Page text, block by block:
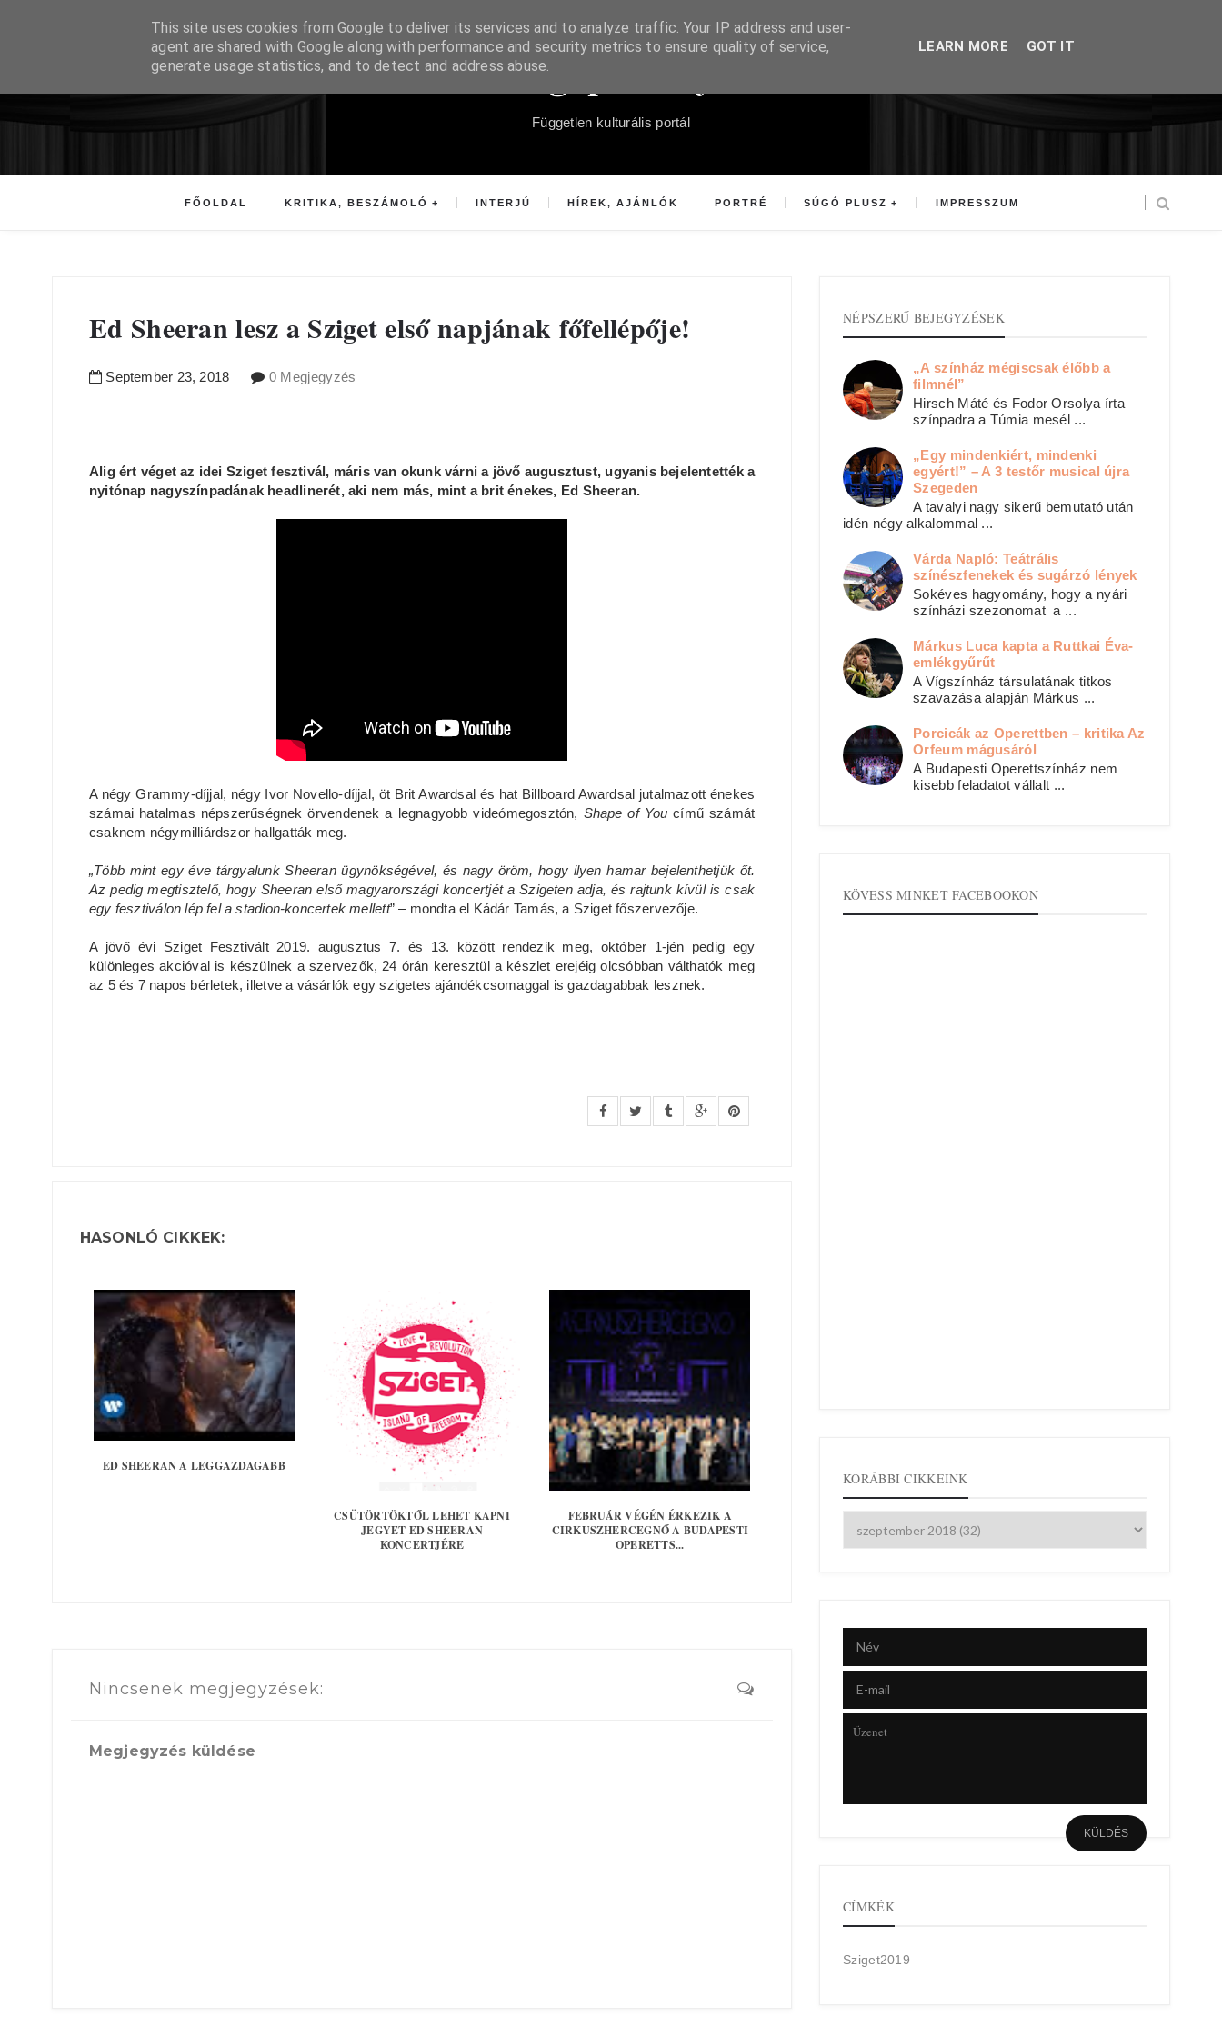
Súgópéldány
Független kulturális portál
FŐOLDAL KRITIKA, BESZÁMOLÓ INTERJÚ HÍREK, AJÁNLÓK PORTRÉ SÚGÓ PLUSZ IMPRESSZUM
Ed Sheeran lesz a Sziget első napjának főfellépője!
September 23, 2018 0 Megjegyzés
Alig ért véget az idei Sziget fesztivál, máris van okunk várni a jövő augusztust, ugyanis bejelentették a
nyitónap nagyszínpadának headlinerét, aki nem más, mint a brit énekes, Ed Sheeran.
A négy Grammy-díjjal, négy Ivor Novello-díjjal, öt Brit Awardsal és hat Billboard Awardsal jutalmazott énekes
számai hatalmas népszerűségnek örvendenek a legnagyobb videómegosztón, Shape of You című számát
csaknem négymilliárdszor hallgatták meg.
„Több mint egy éve tárgyalunk Sheeran ügynökségével, és nagy öröm, hogy ilyen hamar bejelenthetjük őt.
Az pedig megtisztelő, hogy Sheeran első magyarországi koncertjét a Szigeten adja, és rajtunk kívül is csak
egy fesztiválon lép fel a stadion-koncertek mellett” – mondta el Kádár Tamás, a Sziget főszervezője.
A jövő évi Sziget Fesztivált 2019. augusztus 7. és 13. között rendezik meg, október 1-jén pedig egy
különleges akcióval is készülnek a szervezők, 24 órán keresztül a készlet erejéig olcsóbban válthatók meg
az 5 és 7 napos bérletek, illetve a vásárlók egy szigetes ajándékcsomaggal is gazdagabbak lesznek.
HASONLÓ CIKKEK:
ED SHEERAN A LEGGAZDAGABB
CSÜTÖRTÖKTŐL LEHET KAPNI
JEGYET ED SHEERAN
KONCERTJÉRE
FEBRUÁR VÉGÉN ÉRKEZIK A
CIRKUSZHERCEGNŐ A BUDAPESTI
OPERETTS...
Nincsenek megjegyzések:
Megjegyzés küldése
NÉPSZERŰ BEJEGYZÉSEK
„A színház mégiscsak élőbb a
filmnél”
Hirsch Máté és Fodor Orsolya írta
színpadra a Túmia mesél ...
„Egy mindenkiért, mindenki
egyért!” – A 3 testőr musical újra
Szegeden
A tavalyi nagy sikerű bemutató után
idén négy alkalommal ...
Várda Napló: Teátrális
színészfenekek és sugárzó lények
Sokéves hagyomány, hogy a nyári
színházi szezonomat a ...
Márkus Luca kapta a Ruttkai Éva-
emlékgyűrűt
A Vígszínház társulatának titkos
szavazása alapján Márkus ...
Porcicák az Operettben – kritika Az
Orfeum mágusáról
A Budapesti Operettszínház nem
kisebb feladatot vállalt ...
KÖVESS MINKET FACEBOOKON
KORÁBBI CIKKEINK
CÍMKÉK
Sziget2019
This site uses cookies from Google to deliver its services and to analyze traffic. Your IP address and user-
agent are shared with Google along with performance and security metrics to ensure quality of service,
generate usage statistics, and to detect and address abuse.
LEARN MORE GOT IT